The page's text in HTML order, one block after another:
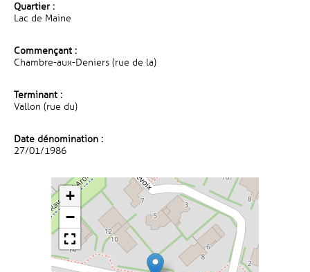
Quartier :
Lac de Maine
Commençant :
Chambre-aux-Deniers (rue de la)
Terminant :
Vallon (rue du)
Date dénomination :
27/01/1986
+
−